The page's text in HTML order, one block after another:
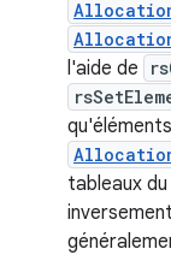
l'aide de
tableaux